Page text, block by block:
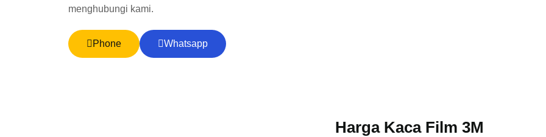
menghubungi kami.
Phone Whatsapp
Harga Kaca Film 3M